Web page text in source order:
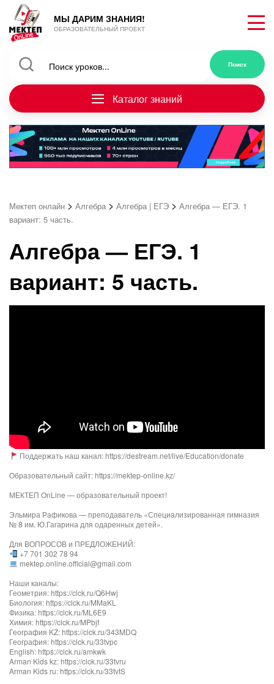
МЫ ДАРИМ ЗНАНИЯ!
ОБРАЗОВАТЕЛЬНЫЙ ПРОЕКТ
Каталог знаний
Мектеп онлайн > Алгебра > Алгебра | ЕГЭ > Алгебра — ЕГЭ. 1
вариант: 5 часть.
Алгебра — ЕГЭ. 1
вариант: 5 часть.
Поддержать наш канал: https://destream.net/live/Education/donate
Образовательный сайт: https://mektep-online.kz/
МЕКТЕП OnLine — образовательный проект!
Эльмира Рафикова — преподаватель «Специализированная гимназия
№ 8 им. Ю.Гагарина для одаренных детей».
Для ВОПРОСОВ и ПРЕДЛОЖЕНИЙ:
+7 701 302 78 94
mektep.online.official@gmail.com
Наши каналы:
Геометрия: https://clck.ru/Q6Hwj
Биология: https://clck.ru/MMaKL
Физика: https://clck.ru/ML6E9
Химия: https://clck.ru/MPbjf
География KZ: https://clck.ru/343MDQ
География: https://clck.ru/33tvpc
English: https://clck.ru/amkwk
Arman Kids kz: https://clck.ru/33tvru
Arman Kids ru: https://clck.ru/33tvtS